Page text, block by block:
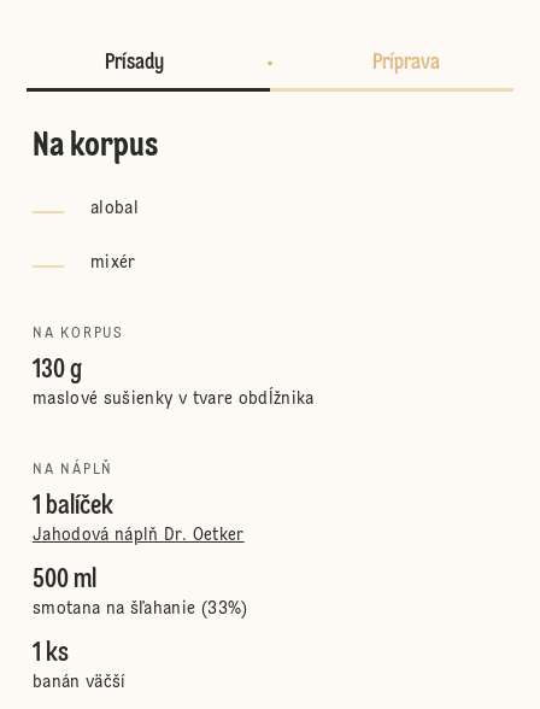
Prísady Príprava
Na korpus
alobal
mixér
NA KORPUS
130 g
maslové sušienky v tvare obdĺžnika
NA NÁPLŇ
1 balíček
Jahodová náplň Dr. Oetker
500 ml
smotana na šľahanie (33%)
1 ks
banán väčší